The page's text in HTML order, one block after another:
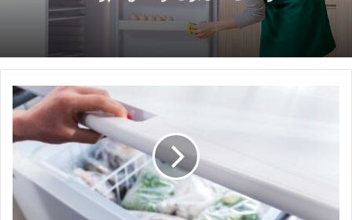
دلایل اصلی داغ شدن بیش‌ازحد بدنه
یخچال
یخچال‌ها نیز مانند هر وسیله برقی دیگری در حین کار گرما تولید
می‌کنند. برای حفظ عملکرد بهینه و جلوگیری از داغ‌شدن یخچال این
گرمای اضافی باید دفع شود. تهویه ناکافی می‌تواند مانع از وجود
جریان هوای مناسب در اطراف یخچال و تجمع گرما در دستگاه شود.